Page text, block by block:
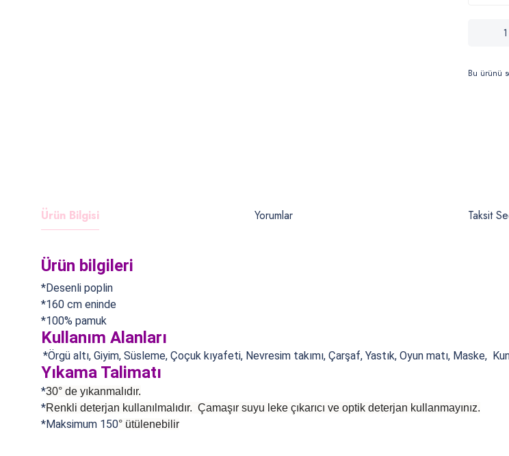
Bu ürünü
Ürün Bilgisi Yorumlar Taksit
Ürün bilgileri
*Desenli poplin
*160 cm eninde
*100% pamuk
Kullanım Alanları
*Örgü altı, Giyim, Süsleme, Çoçuk kıyafeti, Nevresim takımı, Çarşaf, Yastık, Oyun matı, Maske,
Yıkama Talimatı
*30° de yıkanmalıdır.
*Renkli deterjan kullanılmalıdır. Çamaşır suyu leke çıkarıcı ve optik deterjan kullanmayınız.
*Maksimum 150° ütülenebilir